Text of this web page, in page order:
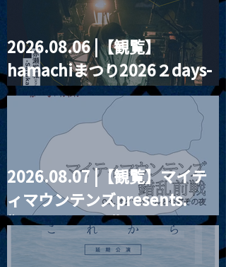
2024.08.02 |【観覧】
xiexie wellwell Tour
2024
2026.08.06 |【観覧】
hamachiまつり2026２days-
月見ル君想フ編②
2026.08.07 |【観覧】マイテ
ィマウンテンズpresents.
“HALL-IN-ONE”